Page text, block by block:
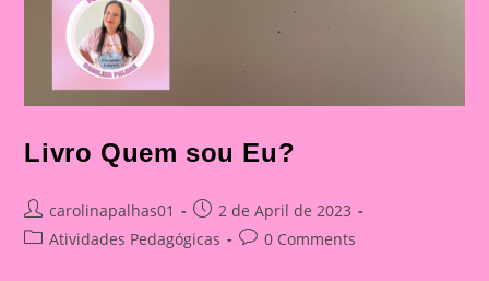
Livro Quem sou Eu?
Post
author:
carolinapalhas01
Post
published:
2 de April de 2023
PostAtividades Pedagógicas
Post0 Comments